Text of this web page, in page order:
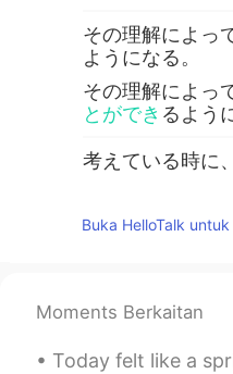
その理解によっ
ようになる。
その理解によっ
とができ るよう
考えている時に
考えている時に
ら、「思」であ
Buka HelloTalk
Moments Berkaitan
Today felt like a spring day. 今日は良い天気だっ